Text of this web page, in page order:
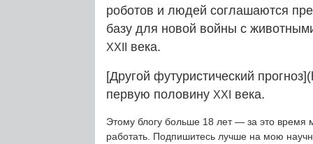
роботов и людей соглашаются
базу для новой войны с
XXII века.
[Другой футуристический
первую половину XXI века.
Этому блогу больше 18 лет — за это время
работать. Подпишитесь лучше на мою